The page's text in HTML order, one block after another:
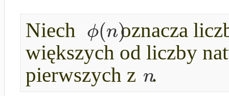
Niech ϕ(n)
oznacza
większych od liczby
pierwszych z n.